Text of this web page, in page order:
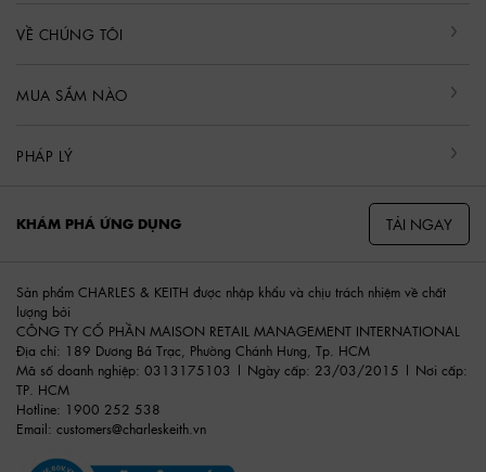
VỀ CHÚNG TÔI
MUA SẮM NÀO
PHÁP LÝ
KHÁM PHÁ ỨNG DỤNG TẢI NGAY
Sản phẩm CHARLES & KEITH được nhập khẩu và chịu trách nhiệm về chất
lượng bởi
CÔNG TY CỔ PHẦN MAISON RETAIL MANAGEMENT INTERNATIONAL
Địa chỉ: 189 Dương Bá Trạc, Phường Chánh Hưng, Tp. HCM
Mã số doanh nghiệp: 0313175103 | Ngày cấp: 23/03/2015 | Nơi cấp:
TP. HCM
Hotline: 1900 252 538
Email: customers@charleskeith.vn